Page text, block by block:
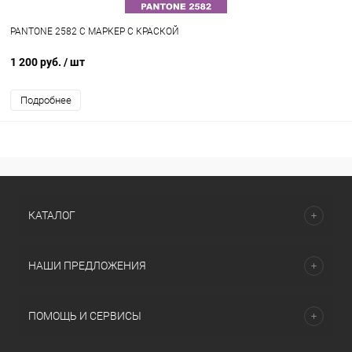
PANTONE 2582 C МАРКЕР С КРАСКОЙ
1 200 руб. / шт
Подробнее
КАТАЛОГ
НАШИ ПРЕДЛОЖЕНИЯ
ПОМОЩЬ И СЕРВИСЫ